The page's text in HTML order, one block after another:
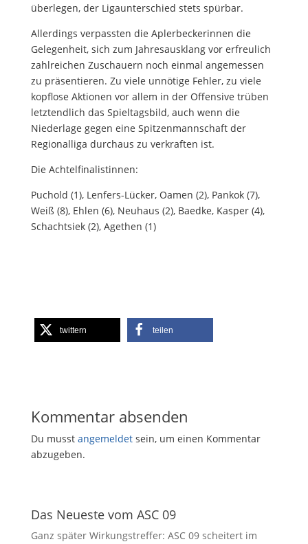
überlegen, der Ligaunterschied stets spürbar.
Allerdings verpassten die Aplerbeckerinnen die
Gelegenheit, sich zum Jahresausklang vor erfreulich
zahlreichen Zuschauern noch einmal angemessen
zu präsentieren. Zu viele unnötige Fehler, zu viele
kopflose Aktionen vor allem in der Offensive trüben
letztendlich das Spieltagsbild, auch wenn die
Niederlage gegen eine Spitzenmannschaft der
Regionalliga durchaus zu verkraften ist.
Die Achtelfinalistinnen:
Puchold (1), Lenfers-Lücker, Oamen (2), Pankok (7),
Weiß (8), Ehlen (6), Neuhaus (2), Baedke, Kasper (4),
Schachtsiek (2), Agethen (1)
twittern teilen
Kommentar absenden
Du musst angemeldetsein, um einen Kommentar
abzugeben.
Das Neueste vom ASC 09
Ganz später Wirkungstreffer: ASC 09 scheitert im